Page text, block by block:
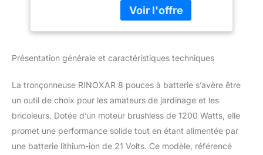
Lubrifiant de la
Chaîne pour la
Coupe du bois,
Jardin(1200W)
maximale, des durées de
tronconneuse brushless
instantanément vos
attentes. 【Convivialité】
Notre mini tronçonneuse
kilogramme, conçue
pour un contrôle facile.
Présentation générale et caractéristiques techniques
La tronçonneuse RINOXAR 8 pouces à batterie s’avère être
un outil de choix pour les amateurs de jardinage et les
bricoleurs. Dotée d’un moteur brushless de 1200 Watts, elle
promet une performance solide tout en étant alimentée par
une batterie lithium-ion de 21 Volts. Ce modèle, référencé